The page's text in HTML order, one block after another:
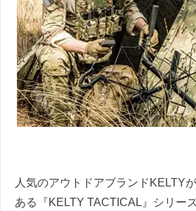
人気のアウトドアブランドKELTY
ある『KELTY TACTICAL』シリー